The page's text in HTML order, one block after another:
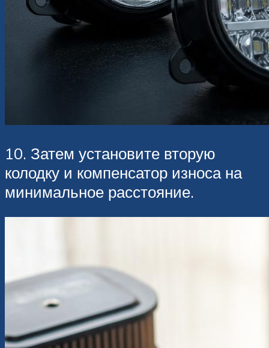
10. Затем установите вторую
колодку и компенсатор износа на
минимальное расстояние.